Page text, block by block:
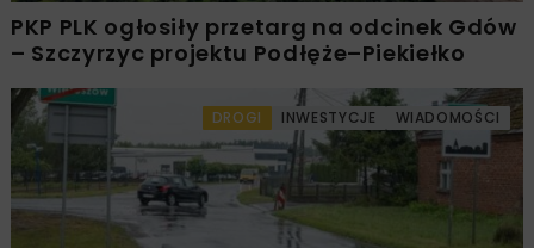
PKP PLK ogłosiły przetarg na odcinek Gdów
– Szczyrzyc projektu Podłęże–Piekiełko
DROGI INWESTYCJE WIADOMOŚCI